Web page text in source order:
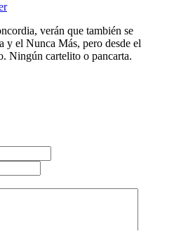
verán que también se
y el Nunca Más, pero desde el
Ningún cartelito o pancarta.